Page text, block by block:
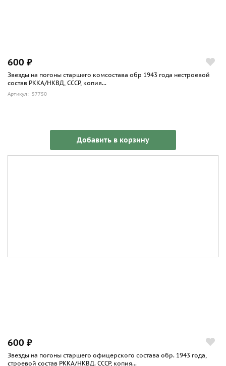
600 ₽
Звезды на погоны старшего комсостава обр 1943 года нестроевой
состав РККА/НКВД, СССР, копия...
Артикул: 57750
Добавить в корзину
600 ₽
Звезды на погоны старшего офицерского состава обр. 1943 года,
строевой состав РККА/НКВД. СССР, копия...